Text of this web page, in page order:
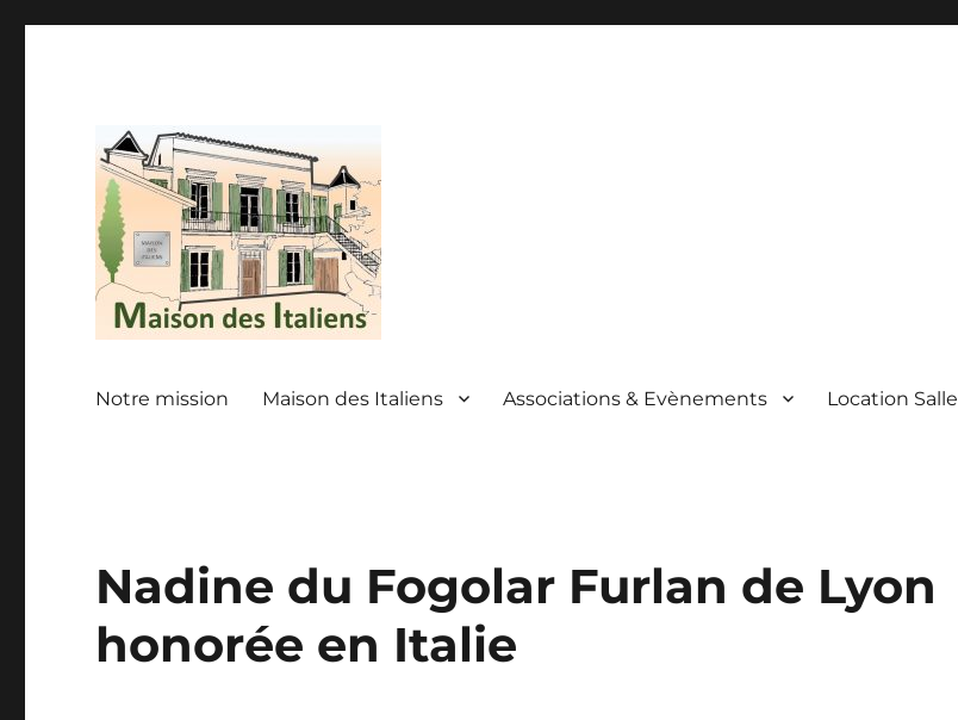
Notre mission Maison des Italiens Associations & Evènements Location Salle
Nadine du Fogolar Furlan de Lyon
honorée en Italie